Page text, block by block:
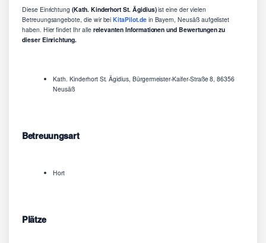
Diese Einrichtung (Kath. Kinderhort St. Ägidius)ist eine der vielen
Betreuungsangebote, die wir beiKitaPilot.dein Bayern, Neusäß aufgelistet
haben. Hier findet Ihr allerelevanten Informationen und Bewertungen zu
dieser Einrichtung.
Kath. Kinderhort St. Ägidius, Bürgermeister-Kaifer-Straße 8, 86356
Neusäß
Betreuungsart
Hort
Plätze